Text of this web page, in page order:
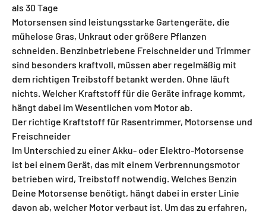
als 30 Tage
Motorsensen sind leistungsstarke Gartengeräte, die
mühelose Gras, Unkraut oder größere Pflanzen
schneiden. Benzinbetriebene Freischneider und Trimmer
sind besonders kraftvoll, müssen aber regelmäßig mit
dem richtigen Treibstoff betankt werden. Ohne läuft
nichts. Welcher Kraftstoff für die Geräte infrage kommt,
hängt dabei im Wesentlichen vom Motor ab.
Der richtige Kraftstoff für Rasentrimmer, Motorsense und
Freischneider
Im Unterschied zu einer Akku- oder Elektro-Motorsense
ist bei einem Gerät, das mit einem Verbrennungsmotor
betrieben wird, Treibstoff notwendig. Welches Benzin
Deine Motorsense benötigt, hängt dabei in erster Linie
davon ab, welcher Motor verbaut ist. Um das zu erfahren,